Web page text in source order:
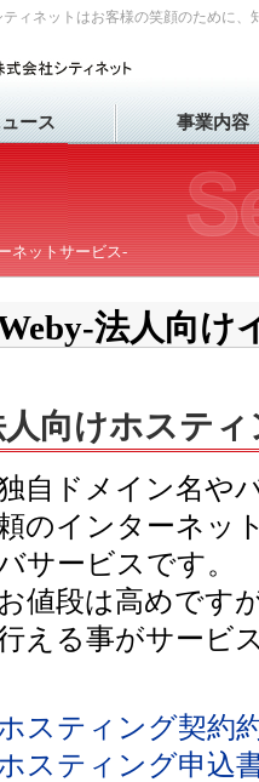
ティネットはお客様の笑顔のために、
ース 事業内容
ネットサービス-
法人向け
向けホステ
自ドメイン名や
のインターネッ
サービスです。
お値段は高めです
える事がサービ
スティング契約
スティング申込